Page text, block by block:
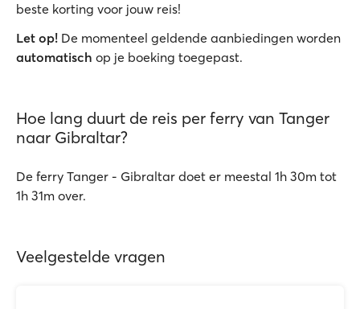
beste korting voor jouw reis!
Let op! De momenteel geldende aanbiedingen worden
automatisch op je boeking toegepast.
Hoe lang duurt de reis per ferry van Tanger
naar Gibraltar?
De ferry Tanger - Gibraltar doet er meestal 1h 30m tot
1h 31m over.
Veelgestelde vragen